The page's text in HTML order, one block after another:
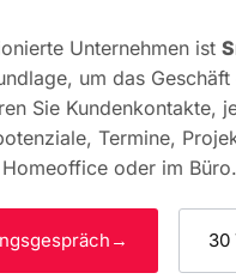
Unternehmen ist
um das
Sie Kundenkontakte,
Termine,
oder im Büro.
30